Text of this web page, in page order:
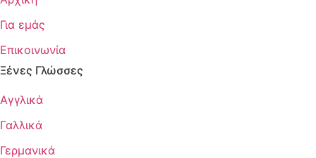
Για εμάς
Επικοινωνία
Ξένες Γλώσσες
Αγγλικά
Γαλλικά
Γερμανικά